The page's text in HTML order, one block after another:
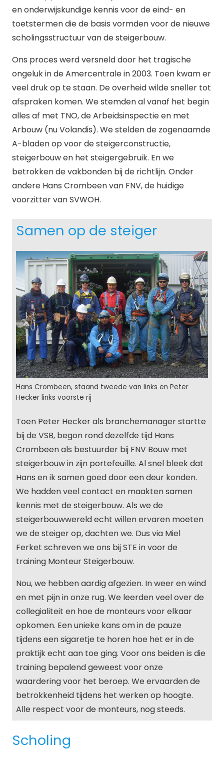
en onderwijskundige kennis voor de eind- en
toetstermen die de basis vormden voor de nieuwe
scholingsstructuur van de steigerbouw.
Ons proces werd versneld door het tragische
ongeluk in de Amercentrale in 2003. Toen kwam er
veel druk op te staan. De overheid wilde sneller tot
afspraken komen. We stemden al vanaf het begin
alles af met TNO, de Arbeidsinspectie en met
Arbouw (nu Volandis). We stelden de zogenaamde
A-bladen op voor de steigerconstructie,
steigerbouw en het steigergebruik. En we
betrokken de vakbonden bij de richtlijn. Onder
andere Hans Crombeen van FNV, de huidige
voorzitter van SVWOH.
Samen op de steiger
Hans Crombeen, staand tweede van links en Peter
Hecker links voorste rij
Toen Peter Hecker als branchemanager startte
bij de VSB, begon rond dezelfde tijd Hans
Crombeen als bestuurder bij FNV Bouw met
steigerbouw in zijn portefeuille. Al snel bleek dat
Hans en ik samen goed door een deur konden.
We hadden veel contact en maakten samen
kennis met de steigerbouw. Als we de
steigerbouwwereld echt willen ervaren moeten
we de steiger op, dachten we. Dus via Miel
Ferket schreven we ons bij STE in voor de
training Monteur Steigerbouw.
Nou, we hebben aardig afgezien. In weer en wind
en met pijn in onze rug. We leerden veel over de
collegialiteit en hoe de monteurs voor elkaar
opkomen. Een unieke kans om in de pauze
tijdens een sigaretje te horen hoe het er in de
praktijk echt aan toe ging. Voor ons beiden is die
training bepalend geweest voor onze
waardering voor het beroep. We ervaarden de
betrokkenheid tijdens het werken op hoogte.
Alle respect voor de monteurs, nog steeds.
Scholing